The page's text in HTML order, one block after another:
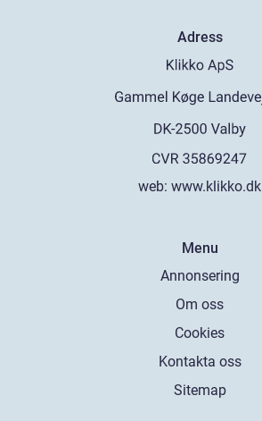
Adress
web: www.klikko.dk
Menu
Annonsering
Om oss
Cookies
Kontakta oss
Sitemap